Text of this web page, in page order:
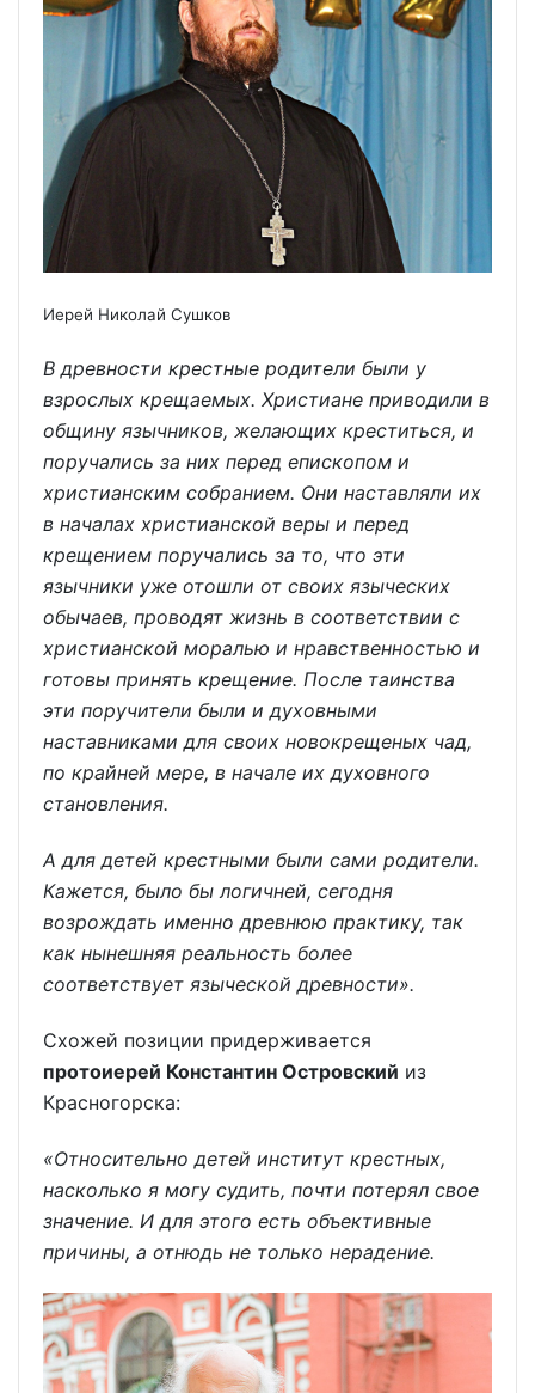
Иерей Николай Сушков
В древности крестные родители были у
взрослых крещаемых. Христиане приводили в
общину язычников, желающих креститься, и
поручались за них перед епископом и
христианским собранием. Они наставляли их
в началах христианской веры и перед
крещением поручались за то, что эти
язычники уже отошли от своих языческих
обычаев, проводят жизнь в соответствии с
христианской моралью и нравственностью и
готовы принять крещение. После таинства
эти поручители были и духовными
наставниками для своих новокрещеных чад,
по крайней мере, в начале их духовного
становления.
А для детей крестными были сами родители.
Кажется, было бы логичней, сегодня
возрождать именно древнюю практику, так
как нынешняя реальность более
соответствует языческой древности».
Схожей позиции придерживается
протоиерей Константин Островский из
Красногорска:
«Относительно детей институт крестных,
насколько я могу судить, почти потерял свое
значение. И для этого есть объективные
причины, а отнюдь не только нерадение.